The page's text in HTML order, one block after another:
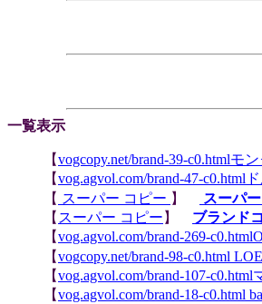
一覧表示
【vogcopy.net/brand-39-c0.htmlモ
【vog.agvol.com/brand-47-c0.html
【 スーパー コピー 】 スーパ
【 スーパー コピー 】 ブランド
【vog.agvol.com/brand-269-
【vogcopy.net/brand-98-c0.html
【vog.agvol.com/brand-107-c0.html
【vog.agvol.com/brand-18-c0.html